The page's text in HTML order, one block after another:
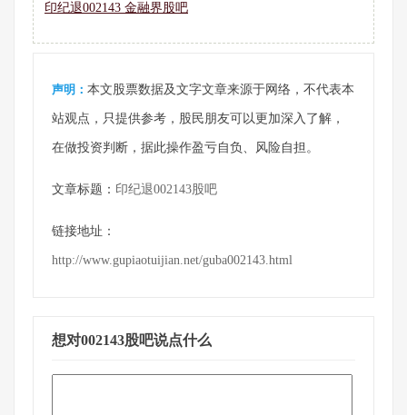
印纪退002143 金融界股吧
声明： 本文股票数据及文字文章来源于网络，不代表本
站观点，只提供参考，股民朋友可以更加深入了解，
在做投资判断，据此操作盈亏自负、风险自担。
文章标题： 印纪退002143股吧
链接地址：
http://www.gupiaotuijian.net/guba002143.html
想对002143股吧说点什么